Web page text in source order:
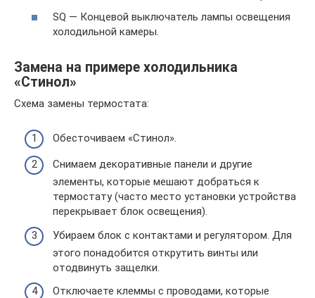
SQ — Концевой выключатель лампы освещения
холодильной камеры.
Замена на примере холодильника
«Стинол»
Схема замены термостата:
Обесточиваем «Стинол».
Снимаем декоративные панели и другие
элементы, которые мешают добраться к
термостату (часто место установки устройства
перекрывает блок освещения).
Убираем блок с контактами и регулятором. Для
этого понадобится открутить винты или
отодвинуть защелки.
Отключаете клеммы с проводами, которые